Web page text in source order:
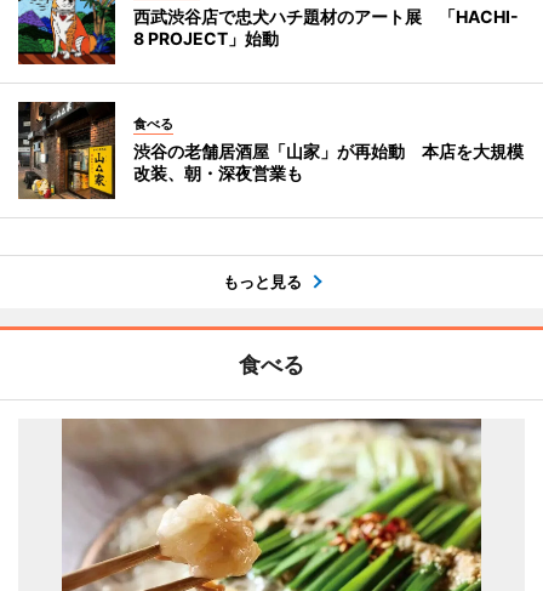
西武渋谷店で忠犬ハチ題材のアート展 「HACHI-
8 PROJECT」始動
食べる
渋谷の老舗居酒屋「山家」が再始動 本店を大規模
改装、朝・深夜営業も
もっと見る
食べる